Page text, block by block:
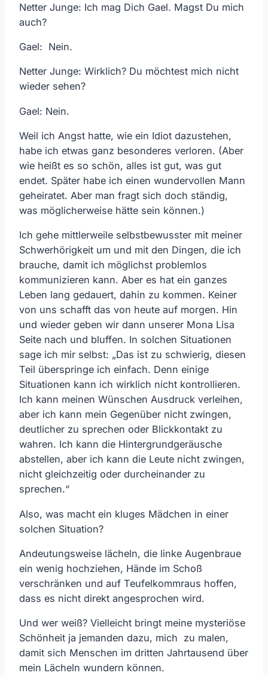
Netter Junge: Ich mag Dich Gael. Magst Du mich
auch?
Gael: Nein.
Netter Junge: Wirklich? Du möchtest mich nicht
wieder sehen?
Gael: Nein.
Weil ich Angst hatte, wie ein Idiot dazustehen,
habe ich etwas ganz besonderes verloren. (Aber
wie heißt es so schön, alles ist gut, was gut
endet. Später habe ich einen wundervollen Mann
geheiratet. Aber man fragt sich doch ständig,
was möglicherweise hätte sein können.)
Ich gehe mittlerweile selbstbewusster mit meiner
Schwerhörigkeit um und mit den Dingen, die ich
brauche, damit ich möglichst problemlos
kommunizieren kann. Aber es hat ein ganzes
Leben lang gedauert, dahin zu kommen. Keiner
von uns schafft das von heute auf morgen. Hin
und wieder geben wir dann unserer Mona Lisa
Seite nach und bluffen. In solchen Situationen
sage ich mir selbst: „Das ist zu schwierig, diesen
Teil überspringe ich einfach. Denn einige
Situationen kann ich wirklich nicht kontrollieren.
Ich kann meinen Wünschen Ausdruck verleihen,
aber ich kann mein Gegenüber nicht zwingen,
deutlicher zu sprechen oder Blickkontakt zu
wahren. Ich kann die Hintergrundgeräusche
abstellen, aber ich kann die Leute nicht zwingen,
nicht gleichzeitig oder durcheinander zu
sprechen.“
Also, was macht ein kluges Mädchen in einer
solchen Situation?
Andeutungsweise lächeln, die linke Augenbraue
ein wenig hochziehen, Hände im Schoß
verschränken und auf Teufelkommraus hoffen,
dass es nicht direkt angesprochen wird.
Und wer weiß? Vielleicht bringt meine mysteriöse
Schönheit ja jemanden dazu, mich zu malen,
damit sich Menschen im dritten Jahrtausend über
mein Lächeln wundern können.